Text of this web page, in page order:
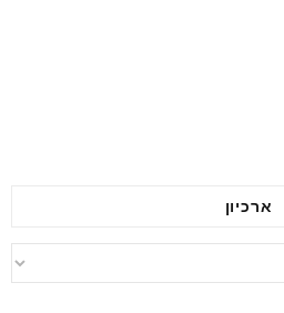
ארכיון